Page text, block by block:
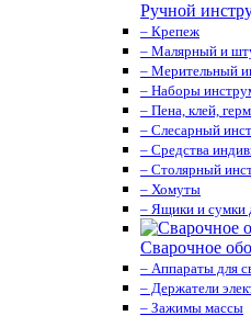
Ручной
– Крепеж
– Малярный и
– Мерительный
– Наборы
– Пена, клей,
– Слесарный
– Средства
– Столярный
– Хомуты
– Ящики и сумки
Сварочное
– Аппараты для
– Держатели
– Зажимы массы